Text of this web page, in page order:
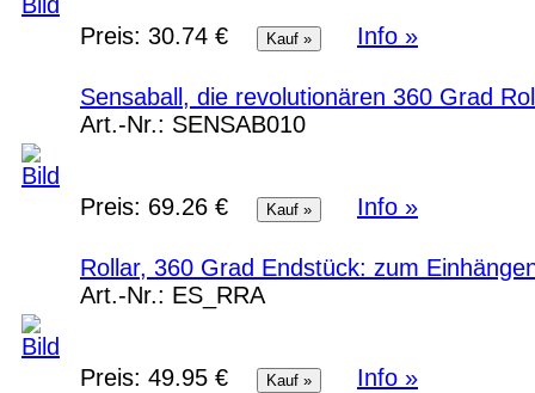
Preis: 30.74 € Info »
Sensaball, die revolutionären 360 Grad
Art.-Nr.: SENSAB010
Preis: 69.26 € Info »
Rollar, 360 Grad Endstück: zum
Art.-Nr.: ES_RRA
Preis: 49.95 € Info »